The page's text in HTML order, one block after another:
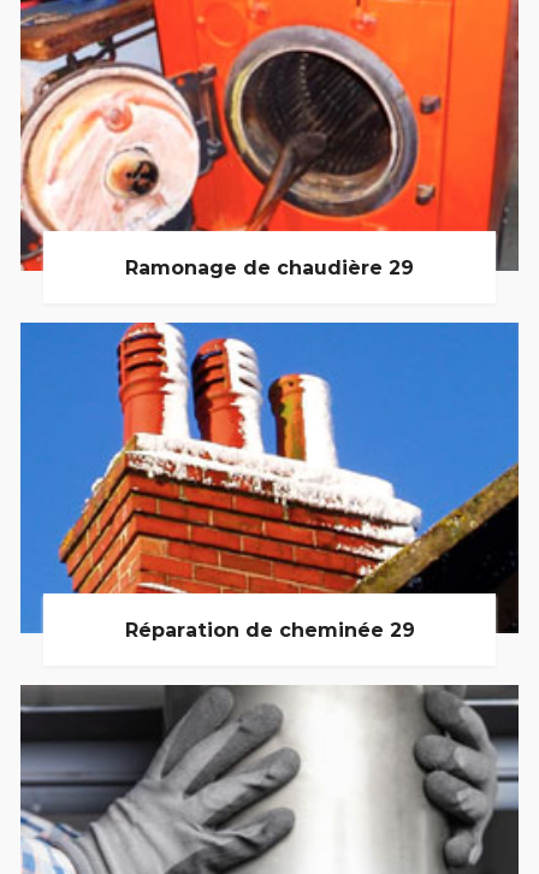
Ramonage de chaudière 29
Réparation de cheminée 29